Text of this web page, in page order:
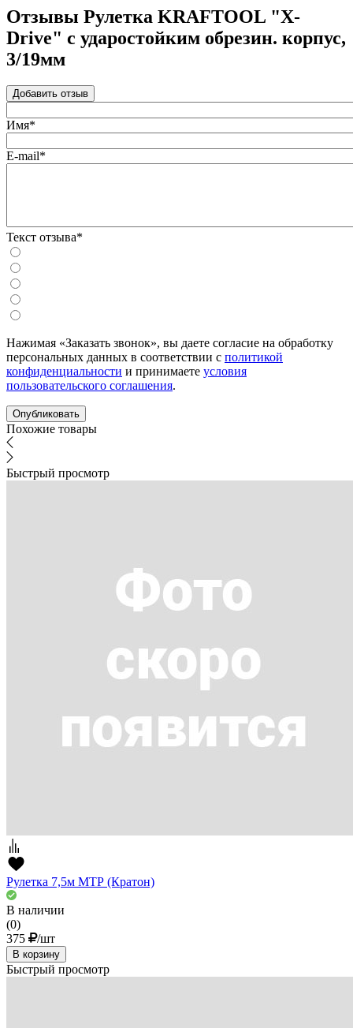
Отзывы Рулетка KRAFTOOL "X-
Drive" с ударостойким обрезин. корпус,
3/19мм
Добавить отзыв
Имя*
E-mail*
Текст отзыва*
Нажимая «Заказать звонок», вы даете согласие на обработку
персональных данных в соответствии с политикой
конфиденциальности и принимаете условия
пользовательского соглашения.
Похожие товары
Быстрый просмотр
Рулетка 7,5м МТР (Кратон)
В наличии
(0)
375
/шт
В корзину
Быстрый просмотр